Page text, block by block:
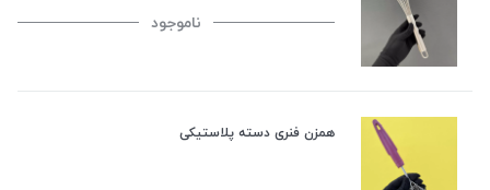
ناموجود
همزن فنری دسته پلاستیکی